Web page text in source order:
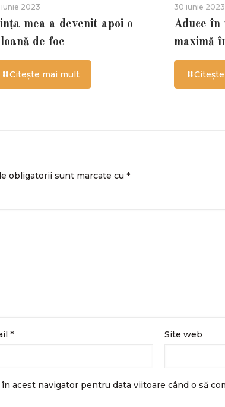
2023
mea a devenit apoi o
de foc
Citește mai mult
30 iunie 2023
Aduce în
maximă
obligatorii sunt marcate cu *
* Site web
acest navigator pentru data viitoare când o să